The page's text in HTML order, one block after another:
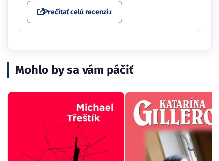
Prečítať celú recenziu
Mohlo by sa vám páčiť